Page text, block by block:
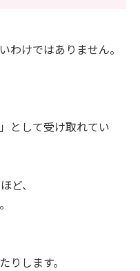
わけではありません。
として受け取れてい
ど、
りします。